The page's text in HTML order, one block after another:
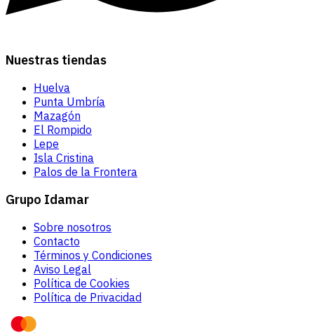
Nuestras tiendas
Huelva
Punta Umbría
Mazagón
El Rompido
Lepe
Isla Cristina
Palos de la Frontera
Grupo Idamar
Sobre nosotros
Contacto
Términos y Condiciones
Aviso Legal
Política de Cookies
Política de Privacidad